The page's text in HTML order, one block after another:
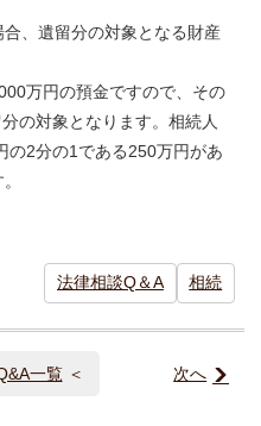
、遺留分の対象となる財産
万円の預金ですので、その
の対象となります。相続人
の2分の1である250万円があ
法律相談Q＆A 相続
一覧 次へ